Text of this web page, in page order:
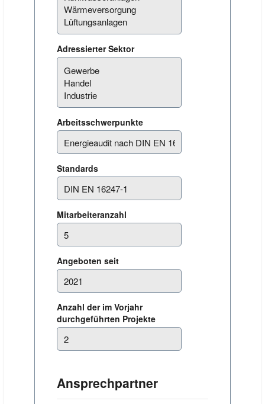
Adressierter Sektor
Arbeitsschwerpunkte
Standards
Mitarbeiteranzahl
Angeboten seit
Anzahl der im Vorjahr
durchgeführten Projekte
Ansprechpartner